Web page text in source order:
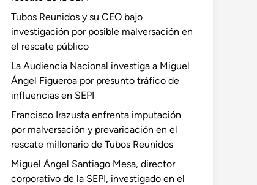
Tubos Reunidos y su CEO bajo
investigación por posible malversación en
el rescate público
La Audiencia Nacional investiga a Miguel
Ángel Figueroa por presunto tráfico de
influencias en SEPI
Francisco Irazusta enfrenta imputación
por malversación y prevaricación en el
rescate millonario de Tubos Reunidos
Miguel Ángel Santiago Mesa, director
corporativo de la SEPI, investigado en el